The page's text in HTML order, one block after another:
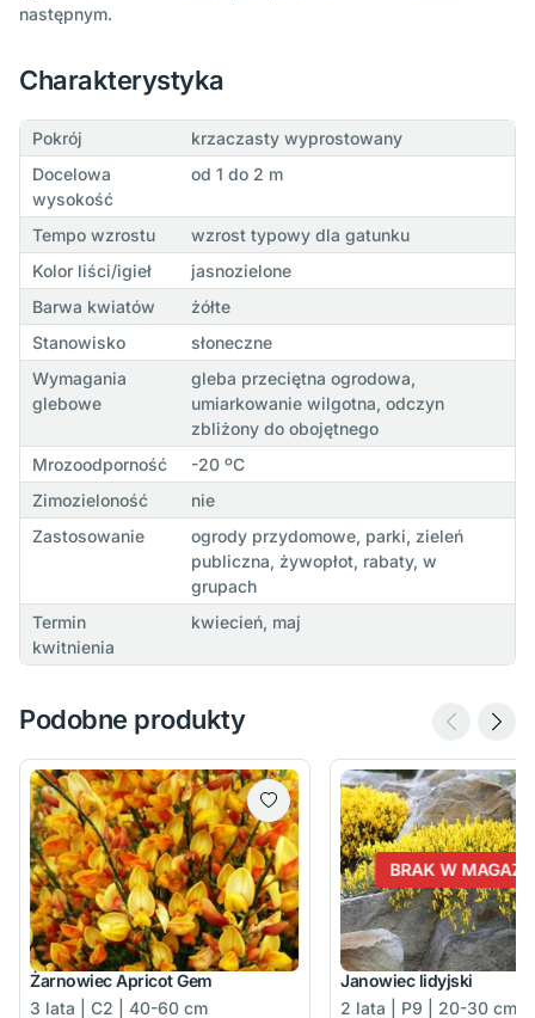
następnym.
Charakterystyka
Pokrój
krzaczasty wyprostowany
Docelowa
wysokość
od 1 do 2 m
Tempo wzrostu
wzrost typowy dla gatunku
Kolor liści/igieł
jasnozielone
Barwa kwiatów
żółte
Stanowisko
słoneczne
Wymagania
glebowe
gleba przeciętna ogrodowa,
umiarkowanie wilgotna, odczyn
zbliżony do obojętnego
Mrozoodporność
-20 ºC
Zimozieloność
nie
Zastosowanie
ogrody przydomowe, parki, zieleń
publiczna, żywopłot, rabaty, w
grupach
Termin
kwitnienia
kwiecień, maj
Podobne produkty
Żarnowiec Apricot Gem
3 lata | C2 | 40-60 cm
BRAK W
Janowiec lidyjski
2 lata | P9 | 20-30 cm